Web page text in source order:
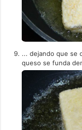
... dejando que se
queso se funda